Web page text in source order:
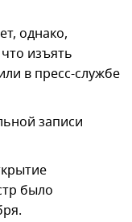
однако,
изъять
в пресс-службе
записи
было